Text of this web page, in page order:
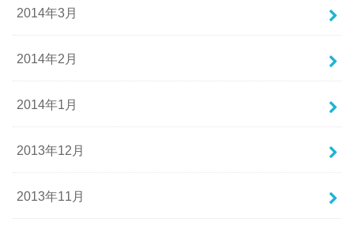
2014年3月
2014年2月
2014年1月
2013年12月
2013年11月